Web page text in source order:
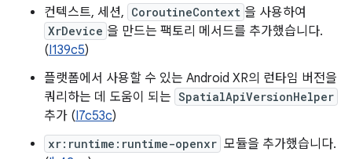
컨텍스트, 세션, CoroutineContext 을 사용하여
XrDevice 을 만드는 팩토리 메서드를 추가했습니다.
(I139c5)
플랫폼에서 사용할 수 있는 Android XR의 런타임 버전을
쿼리하는 데 도움이 되는 SpatialApiVersionHelper
추가 (I7c53c)
xr:runtime:runtime-openxr 모듈을 추가했습니다.